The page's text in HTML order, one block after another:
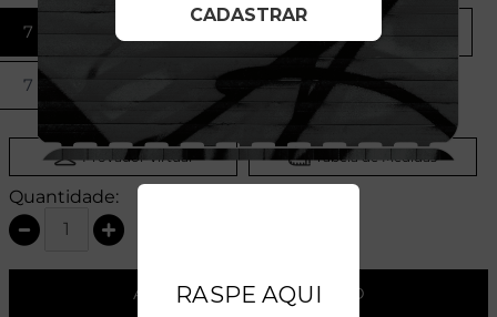
7 1/8
7 5/8 7 3/4
Provador Virtual Tabela de Medidas
Quantidade:
ADICIONAR AO CARRINHO